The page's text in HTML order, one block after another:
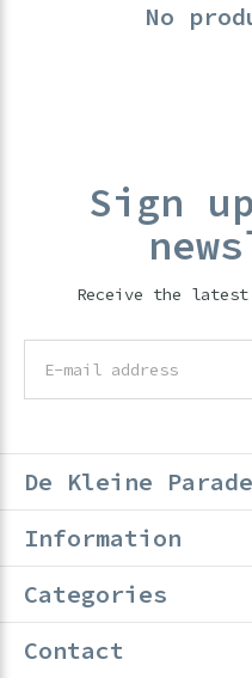
No
Sign
Receive the
De Kleine
Information
Categories
Contact